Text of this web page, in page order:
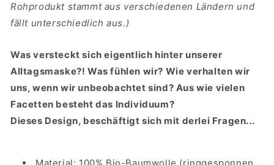
Rohprodukt stammt aus verschiedenen Ländern und
fällt unterschiedlich aus.)
Was versteckt sich eigentlich hinter unserer
Alltagsmaske?! Was fühlen wir? Wie verhalten wir
uns, wenn wir unbeobachtet sind? Aus wie vielen
Facetten besteht das Individuum?
Dieses Design, beschäftigt sich mit derlei Fragen...